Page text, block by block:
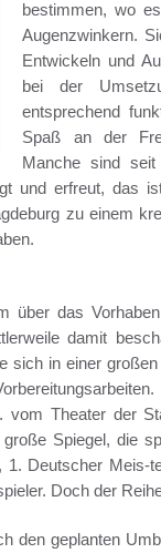
bestimmen, wo
Augenzwinkern.
Entwickeln und
bei der
entsprechend
Spaß an der
Manche sind
und erfreut, das
zu einem
über das
damit
sich in einer
vom Theater der
Spiegel, die
Deutscher Meis-
Doch der
den geplanten